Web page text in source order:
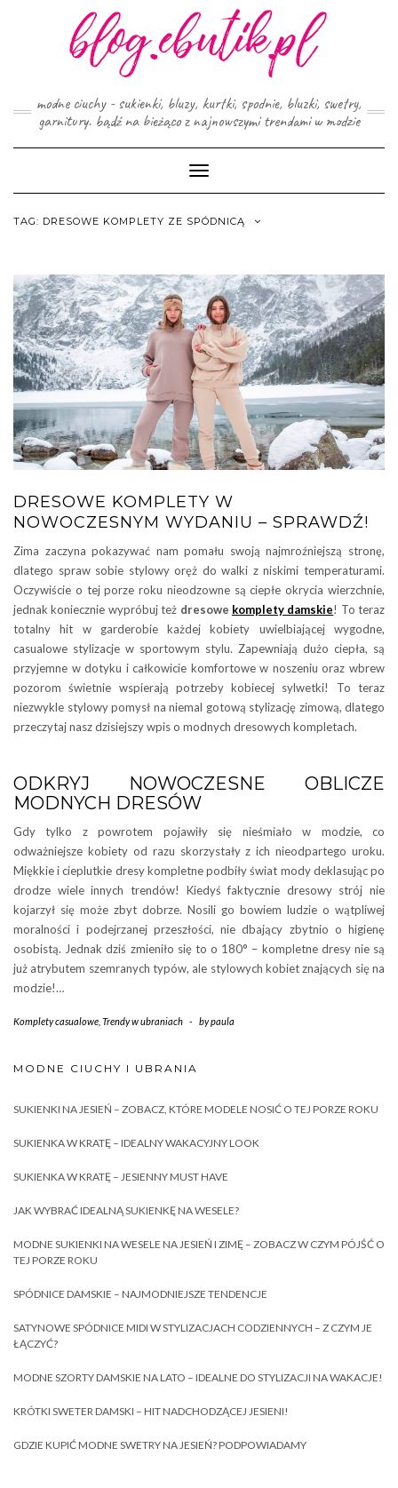
modne ciuchy - sukienki, bluzy, kurtki, spodnie, bluzki, swetry,
garnitury. bądź na bieżąco z najnowszymi trendami w modzie
Toggle
Navigation
TAG: DRESOWE KOMPLETY ZE SPÓDNICĄ
DRESOWE KOMPLETY W
NOWOCZESNYM WYDANIU – SPRAWDŹ!
Zima zaczyna pokazywać nam pomału swoją najmroźniejszą stronę,
dlatego spraw sobie stylowy oręż do walki z niskimi temperaturami.
Oczywiście o tej porze roku nieodzowne są ciepłe okrycia wierzchnie,
jednak koniecznie wypróbuj też dresowe komplety damskie! To teraz
totalny hit w garderobie każdej kobiety uwielbiającej wygodne,
casualowe stylizacje w sportowym stylu. Zapewniają dużo ciepła, są
przyjemne w dotyku i całkowicie komfortowe w noszeniu oraz wbrew
pozorom świetnie wspierają potrzeby kobiecej sylwetki! To teraz
niezwykle stylowy pomysł na niemal gotową stylizację zimową, dlatego
przeczytaj nasz dzisiejszy wpis o modnych dresowych kompletach.
ODKRYJ NOWOCZESNE OBLICZE
MODNYCH DRESÓW
Gdy tylko z powrotem pojawiły się nieśmiało w modzie, co
odważniejsze kobiety od razu skorzystały z ich nieodpartego uroku.
Miękkie i cieplutkie dresy kompletne podbiły świat mody deklasując po
drodze wiele innych trendów! Kiedyś faktycznie dresowy strój nie
kojarzył się może zbyt dobrze. Nosili go bowiem ludzie o wątpliwej
moralności i podejrzanej przeszłości, nie dbający zbytnio o higienę
osobistą. Jednak dziś zmieniło się to o 180° – kompletne dresy nie są
już atrybutem szemranych typów, ale stylowych kobiet znających się na
modzie!…
Komplety casualowe Trendy w ubraniach - bypaula
MODNE CIUCHY I UBRANIA
SUKIENKI NA JESIEŃ – ZOBACZ, KTÓRE MODELE NOSIĆ O TEJ PORZE ROKU
SUKIENKA W KRATĘ – IDEALNY WAKACYJNY LOOK
SUKIENKA W KRATĘ – JESIENNY MUST HAVE
JAK WYBRAĆ IDEALNĄ SUKIENKĘ NA WESELE?
MODNE SUKIENKI NA WESELE NA JESIEŃ I ZIMĘ – ZOBACZ W CZYM PÓJŚĆ O
TEJ PORZE ROKU
SPÓDNICE DAMSKIE – NAJMODNIEJSZE TENDENCJE
SATYNOWE SPÓDNICE MIDI W STYLIZACJACH CODZIENNYCH – Z CZYM JE
ŁĄCZYĆ?
MODNE SZORTY DAMSKIE NA LATO – IDEALNE DO STYLIZACJI NA WAKACJE!
KRÓTKI SWETER DAMSKI – HIT NADCHODZĄCEJ JESIENI!
GDZIE KUPIĆ MODNE SWETRY NA JESIEŃ? PODPOWIADAMY